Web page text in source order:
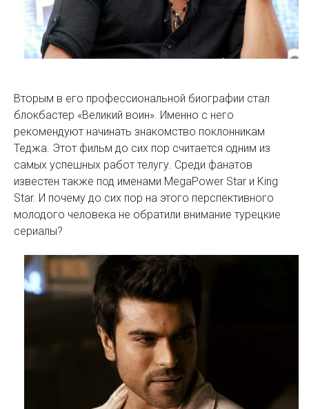
Вторым в его профессиональной биографии стал
блокбастер «Великий воин». Именно с него
рекомендуют начинать знакомство поклонникам
Теджа. Этот фильм до сих пор считается одним из
самых успешных работ телугу. Среди фанатов
известен также под именами MegaPower Star и King
Star. И почему до сих пор на этого перспективного
молодого человека не обратили внимание турецкие
сериалы?